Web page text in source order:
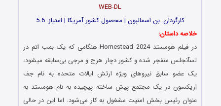
WEB-DL
کارگردان: بن اسمالبون | محصول کشور آمریکا | امتیاز: 5.6
خلاصه داستان:
در فیلم هومستد Homestead 2024 هنگامی که یک بمب اتم در
لس‎آنجلس منفجر شده و کشور دچار هرج و مرجی بی‌سابقه می‎شود،
یک عضو سابق نیروهای ویژه ارتش ایالات متحده به نام جف
اریکسون در یک مجتمع پیش ساخته پیچیده به نام هومستد به
عنوان رئیس بخش امنیت مشغول به کار می‌شود. اما این در حالی